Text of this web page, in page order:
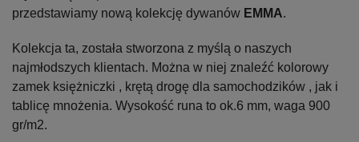
przedstawiamy nową kolekcję dywanów EMMA.
Kolekcja ta, została stworzona z myślą o naszych
najmłodszych klientach. Można w niej znaleźć kolorowy
zamek księżniczki , krętą drogę dla samochodzików , jak i
tablicę mnożenia. Wysokość runa to ok.6 mm, waga 900
gr/m2.